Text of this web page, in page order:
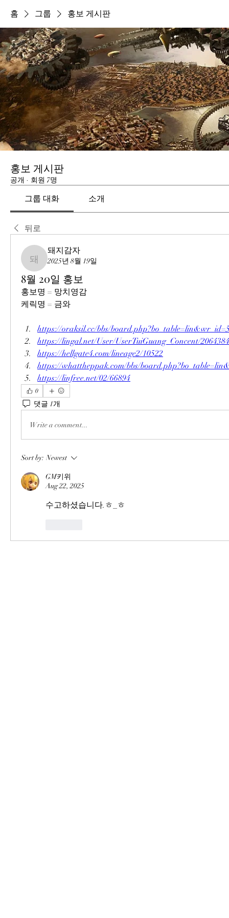
홈 그룹 홍보 게시판
홍보 게시판
공개 · 회원 7명
그룹 대화 소개
뒤로
돼지감자
돼지감자
2025년 8월 19일
8월 20일 홍보
홍보명 = 망치영감
케릭명 = 금와
https://oraksil.cc/bbs/
https://lingal.net/User/UserTuiGuang_Concent/2064384
https://hellgate4.com/lineage2/10522
https://whattheppak.com/bbs/
https://linfree.net/02/66894
0
댓글 1개
Write a comment...
Sort by: Newest
GM키위
Aug 22, 2025
수고하셨습니다.ㅎ_ㅎ